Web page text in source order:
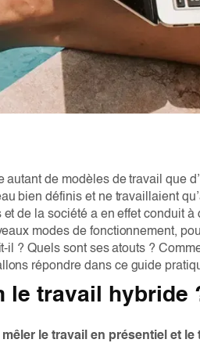
autant de modèles de travail que
bien définis et ne travaillaient
et de la société a en effet conduit
modes de fonctionnement,
il ? Quels sont ses atouts ?
répondre dans ce guide
le travail hybride
mêler le travail en présentiel et le